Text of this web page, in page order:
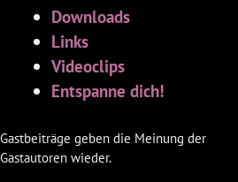
Downloads
Links
Videoclips
Entspanne dich!
Gastbeiträge geben die Meinung der
Gastautoren wieder.